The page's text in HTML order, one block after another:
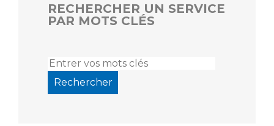
RECHERCHER UN SERVICE
PAR MOTS CLÉS